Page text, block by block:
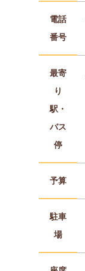
電話
番号
最寄
り
駅・
バス
停
予算
駐車
場